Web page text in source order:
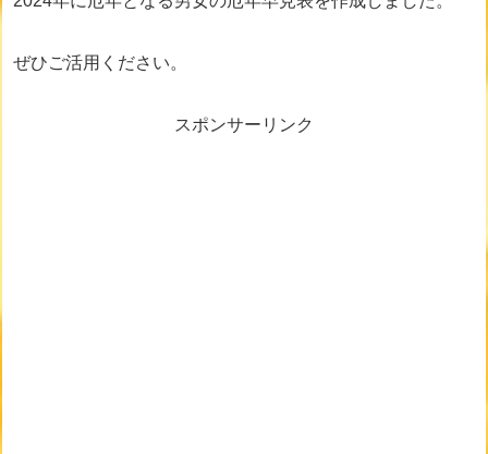
ぜひご活用ください。
スポンサーリンク